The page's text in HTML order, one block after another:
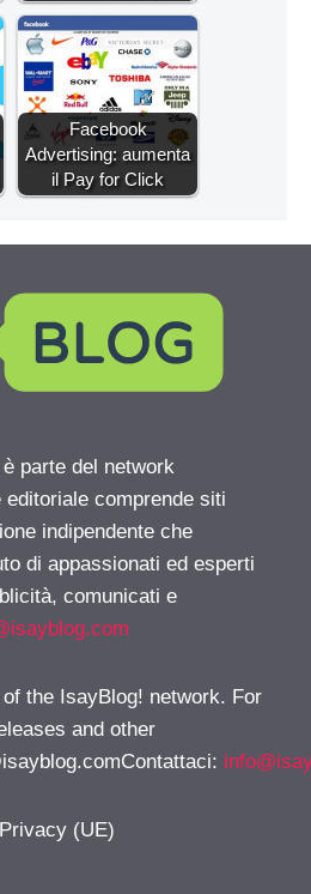
Facebook
Advertising: aumenta
il Pay for Click
parte del network
comprende siti
indipendente che
di appassionati ed esperti
comunicati e
the IsayBlog! network. For
and other
:
(UE)